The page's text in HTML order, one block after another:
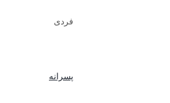
فردی
پسرانه